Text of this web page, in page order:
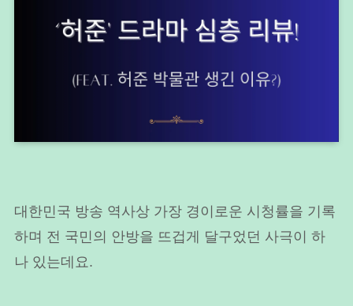
대한민국 방송 역사상 가장 경이로운 시청률을 기록
하며 전 국민의 안방을 뜨겁게 달구었던 사극이 하
나 있는데요.